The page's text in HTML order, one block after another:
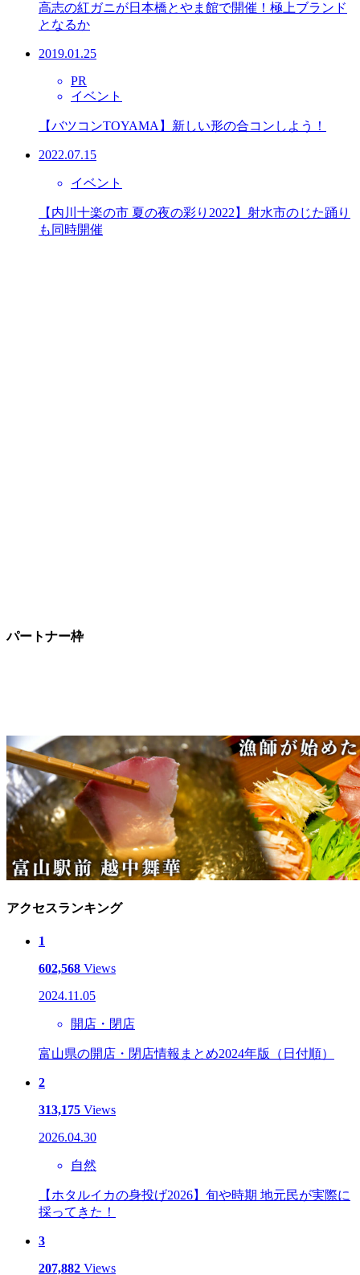
高志の紅ガニが日本橋とやま館で開催！極上ブランド
となるか
2019.01.25
PR
イベント
【バツコンTOYAMA】新しい形の合コンしよう！
2022.07.15
イベント
【内川十楽の市 夏の夜の彩り2022】射水市のじた踊り
も同時開催
パートナー枠
アクセスランキング
1
602,568 Views
2024.11.05
開店・閉店
富山県の開店・閉店情報まとめ2024年版（日付順）
2
313,175 Views
2026.04.30
自然
【ホタルイカの身投げ2026】旬や時期 地元民が実際に
採ってきた！
3
207,882 Views